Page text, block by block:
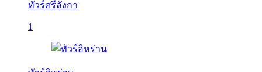
ทัวร์ศรีลังกา
1